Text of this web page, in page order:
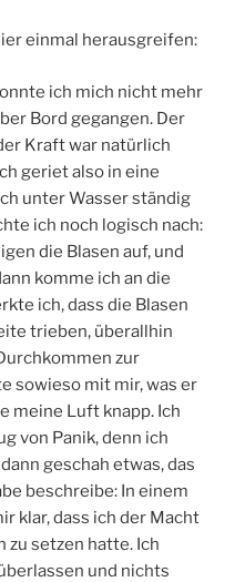
einmal herausgreifen:
ich mich nicht mehr
Bord gegangen. Der
Kraft war natürlich
geriet also in eine
unter Wasser ständig
ich noch logisch nach:
die Blasen auf, und
komme ich an die
ich, dass die Blasen
trieben, überallhin
zur
sowieso mit mir, was er
meine Luft knapp. Ich
von Panik, denn ich
geschah etwas, das
beschreibe: In einem
klar, dass ich der Macht
zu setzen hatte. Ich
und nichts